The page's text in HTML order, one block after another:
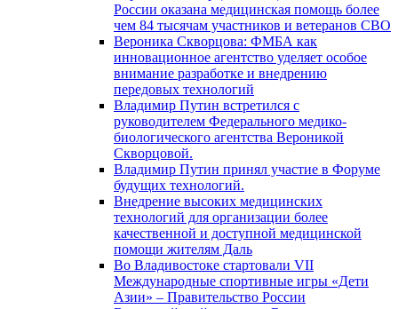
России оказана медицинская помощь более
чем 84 тысячам участников и ветеранов СВО
Вероника Скворцова: ФМБА как
инновационное агентство уделяет особое
внимание разработке и внедрению
передовых технологий
Владимир Путин встретился с
руководителем Федерального медико-
биологического агентства Вероникой
Скворцовой.
Владимир Путин принял участие в Форуме
будущих технологий.
Внедрение высоких медицинских
технологий для организации более
качественной и доступной медицинской
помощи жителям Даль
Во Владивостоке стартовали VII
Международные спортивные игры «Дети
Азии» – Правительство России